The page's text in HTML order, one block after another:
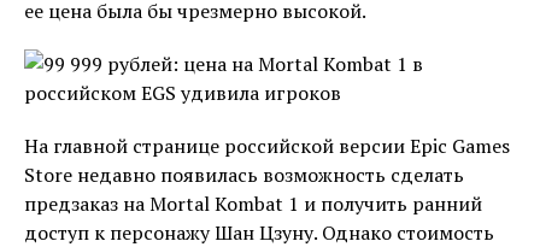
ее цена была бы чрезмерно высокой.
На главной странице российской версии Epic Games
Store недавно появилась возможность сделать
предзаказ на Mortal Kombat 1 и получить ранний
доступ к персонажу Шан Цзуну. Однако стоимость